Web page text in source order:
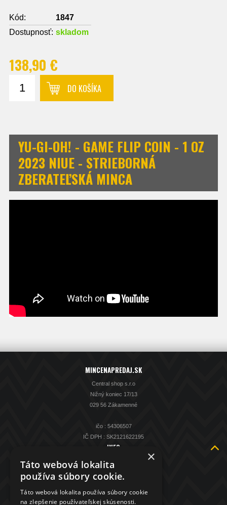
Kód:
1847
Dostupnosť: skladom
138,90 €
DO KOŠÍKA
YU-GI-OH! - GAME FLIP COIN - 1 OZ
2023 NIUE - STRIEBORNÁ
ZBERATEĽSKÁ MINCA
MINCENAPREDAJ.SK
Central shop s.r.o
Nižný koniec 17/13
029 56 Zákamenné
ičo : 54306507
IČ DPH : SK2121622195
INFO
O nás
Kontakt
KAMENNÁ PREDAJŇA
Spätný výkup striebra
×
Táto webová lokalita
používa súbory cookie.
Táto webová lokalita používa súbory cookie
na zlepšenie používateľskej skúsenosti.